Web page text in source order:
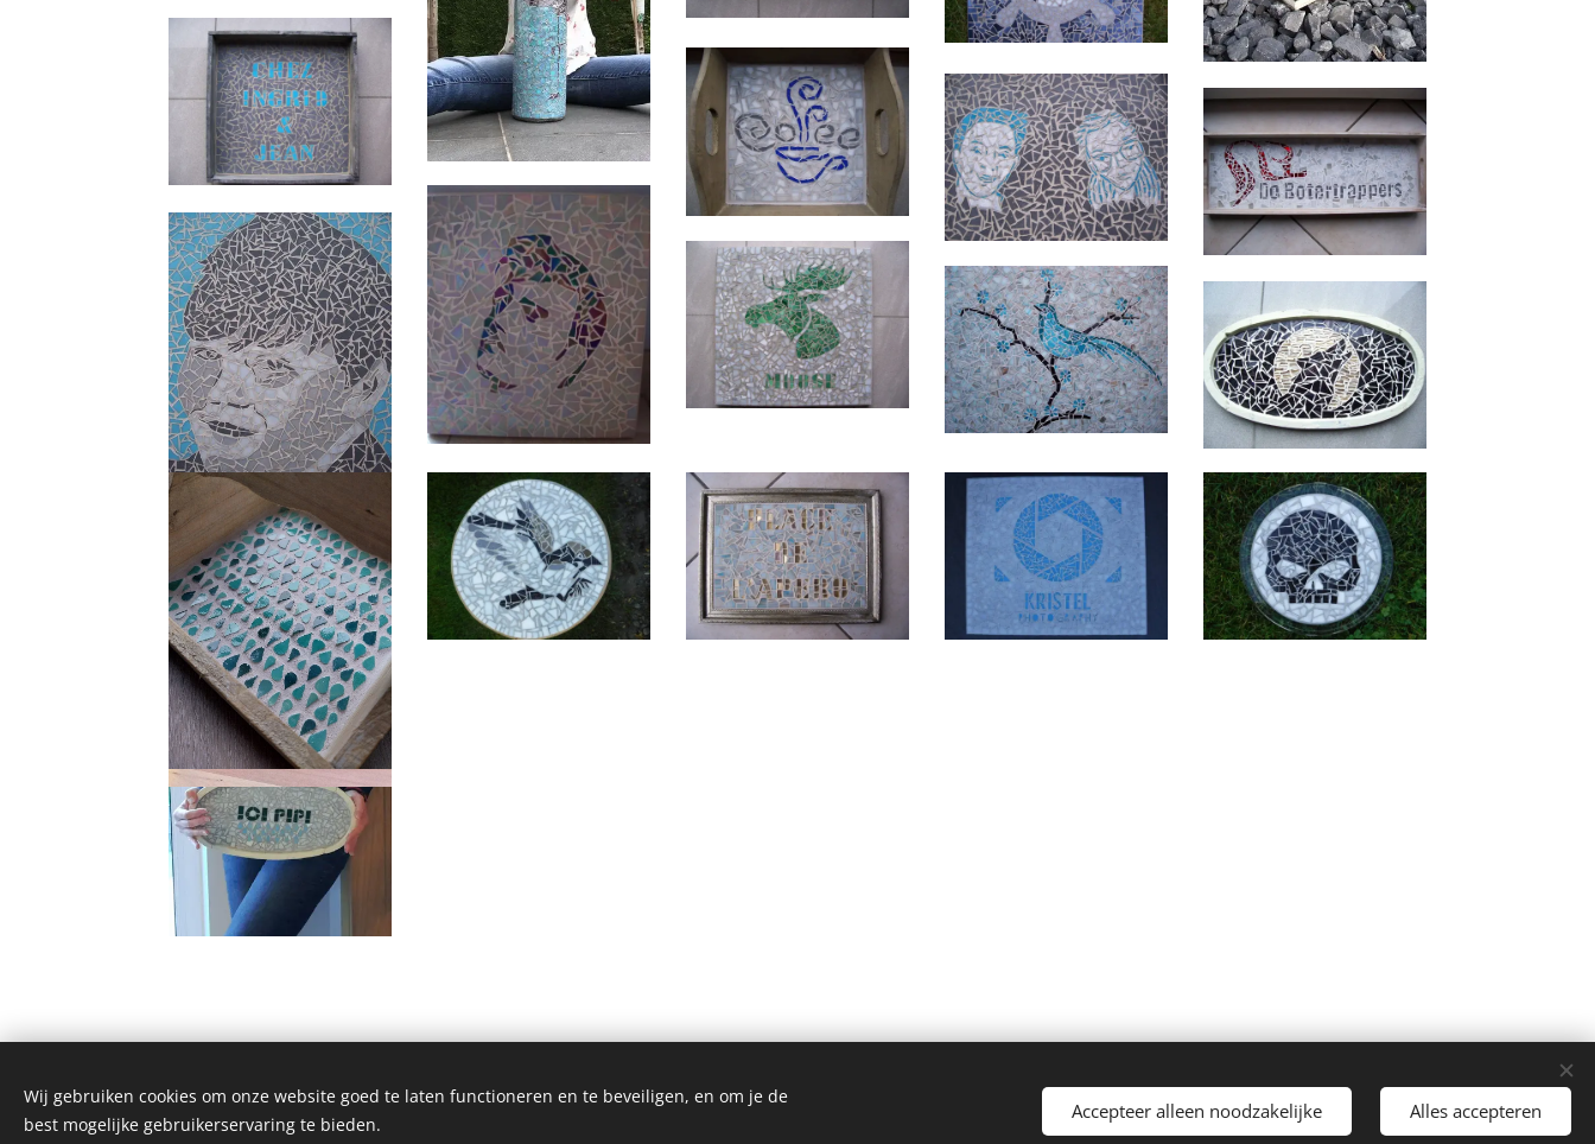
Homemade Homegrown by Bianca ©2026
Wij gebruiken cookies om onze website goed te laten functioneren en te beveiligen, en om je de
best mogelijke gebruikerservaring te bieden.
Accepteer alleen noodzakelijke Alles accepteren